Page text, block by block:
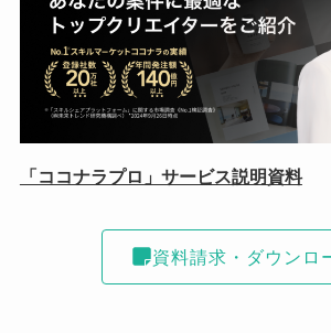
「ココナラプロ」サービス説明資料
資料請求・ダウンロ